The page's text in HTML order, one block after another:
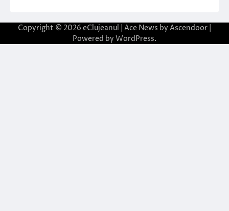
Copyright © 2026 eClujeanul | Ace News by Ascendoor
Powered by WordPress.